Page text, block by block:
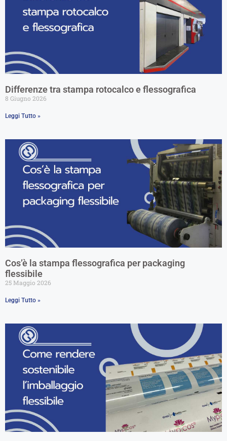
Differenze tra stampa rotocalco e flessografica
8 Giugno 2026
Leggi Tutto »
Cos’è la stampa flessografica per packaging
flessibile
25 Maggio 2026
Leggi Tutto »